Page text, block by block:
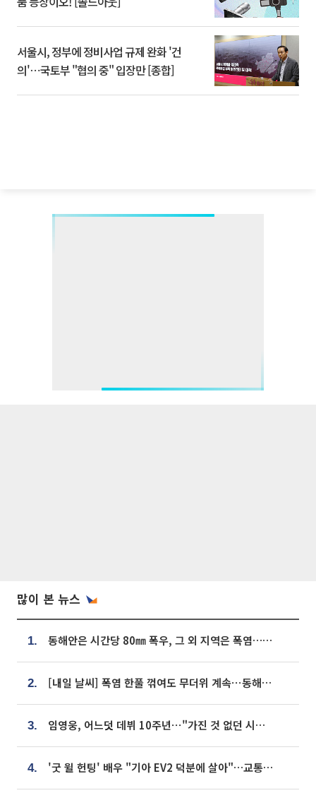
서울시, 정부에 정비사업 규제 완화 '건
의'⋯국토부 "협의 중" 입장만 [종합]
많이 본 뉴스
1. 동해안은 시간당 80㎜ 폭우, 그 외 지역은 폭염…‘극과 극 날씨’
2. [내일 날씨] 폭염 한풀 꺾여도 무더위 계속⋯동해안 이틀 연속 비
3. 임영웅, 어느덧 데뷔 10주년⋯"가진 것 없던 시절, 내 앞엔 20명의 팬뿐"
4. '굿 윌 헌팅' 배우 "기아 EV2 덕분에 살아"…교통사고 후 안전성 극찬